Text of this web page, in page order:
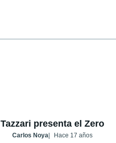
Tazzari presenta el Zero
Carlos Noya Hace 17 años